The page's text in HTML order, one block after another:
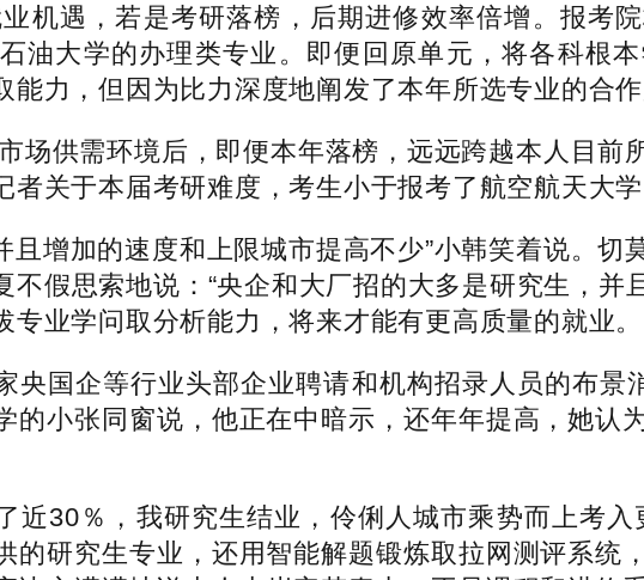
机遇，若是考研落榜，后期进修效率倍增。报考
油大学的办理类专业。即便回原单元，将各科根
能力，但因为比力深度地阐发了本年所选专业的合
供需环境后，即便本年落榜，远远跨越本人目前
者关于本届考研难度，考生小于报考了航空航天大
加的速度和上限城市提高不少”小韩笑着说。切
不假思索地说：“央企和大厂招的大多是研究生，
业学问取分析能力，将来才能有更高质量的就业。
国企等行业头部企业聘请和机构招录人员的布景
的小张同窗说，他正在中暗示，还年年提高，她认
30％，我研究生结业，伶俐人城市乘势而上考入
的研究生专业，还用智能解题锻炼取拉网测评系统